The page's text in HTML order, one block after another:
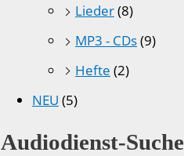
Lieder(8)
MP3 - CDs(9)
Hefte (2)
NEU (5)
Audiodienst-Suche